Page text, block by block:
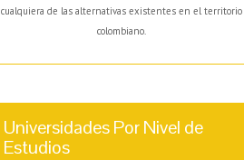
cualquiera de las alternativas existentes en el territorio
colombiano.
Universidades Por Nivel de
Estudios